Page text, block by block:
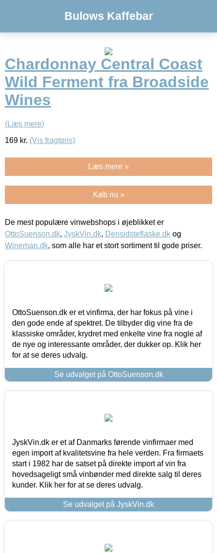
Bulows Kaffebar
Chardonnay Central Coast
Wild Ferment fra Broadside
Wines
(Læs mere)
169 kr. (Vis fragtpris)
Læs mere »
Køb nu »
De mest populære vinwebshops i øjeblikket er
OttoSuenson.dk, JyskVin.dk, Densidsteflaske.dk og
Wineman.dk, som alle har et stort sortiment til gode priser.
OttoSuenson.dk er et vinfirma, der har fokus på vine i
den gode ende af spektret. De tilbyder dig vine fra de
klassiske områder, krydret med enkelte vine fra nogle af
de nye og interessante områder, der dukker op. Klik her
for at se deres udvalg.
Se udvalget på OttoSuenson.dk
JyskVin.dk er et af Danmarks førende vinfirmaer med
egen import af kvalitetsvine fra hele verden. Fra firmaets
start i 1982 har de satset på direkte import af vin fra
hovedsageligt små vinbønder med direkte salg til deres
kunder. Klik her for at se deres udvalg.
Se udvalget på JyskVin.dk